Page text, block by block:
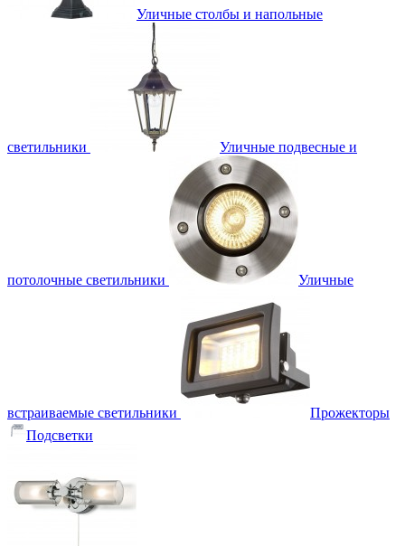
Уличные столбы и напольные
светильники Уличные подвесные и
потолочные светильники Уличные
встраиваемые светильники
Прожекторы
Подсветки